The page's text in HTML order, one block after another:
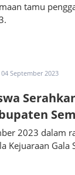
tamu
04 September 2023
2023 dalam
Kejuaraan Gala